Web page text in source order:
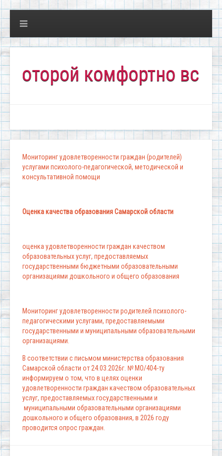
комфортно всем!"
Мониторинг удовлетворенности граждан (родителей)
услугами психолого-педагогической, методической и
консультативной помощи
Оценка качества образования Самарской области
оценка удовлетворенности граждан качеством
образовательных услуг, предоставляемых
государственными бюджетными образовательными
организациями дошкольного и общего образования
Мониторинг удовлетворенности родителей психолого-
педагогическими услугами, предоставляемыми
государственными и муниципальными образовательными
организациями.
В соответствии с письмом министерства образования
Самарской области от 24.03.2026г. № МО/404-ту
информируем о том, что в целях оценки
удовлетворенности граждан качеством образовательных
услуг, предоставляемых государственными и
муниципальными образовательными организациями
дошкольного и общего образования, в 2026 году
проводится опрос граждан.